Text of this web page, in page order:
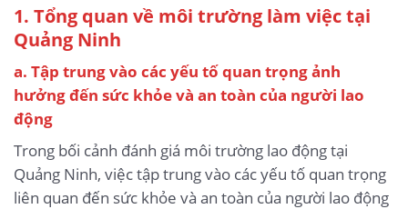
1. Tổng quan về môi trường làm việc tại
Quảng Ninh
a. Tập trung vào các yếu tố quan trọng ảnh
hưởng đến sức khỏe và an toàn của người lao
động
Trong bối cảnh đánh giá môi trường lao động tại
Quảng Ninh, việc tập trung vào các yếu tố quan trọng
liên quan đến sức khỏe và an toàn của người lao động